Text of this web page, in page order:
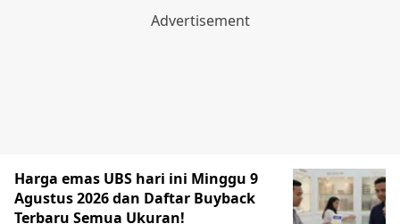
Harga emas UBS hari ini Minggu 9
Agustus 2026 dan Daftar Buyback
Terbaru Semua Ukuran!